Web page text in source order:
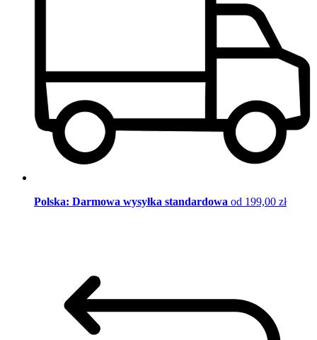
Polska: Darmowa wysyłka standardowa od 199,00 zł